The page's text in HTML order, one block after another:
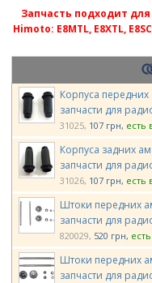
Запчасть подходит
Himoto: E8MTL, E8XTL,
Корпуса
запчасти для
31025 107 грн есть
Корпуса задних
запчасти для
31026 107 грн есть
Штоки передних
запчасти для
820029 520 грн
Штоки передних
запчасти для